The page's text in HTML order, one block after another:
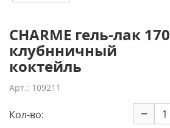
CHARME гель-лак 170
клубнничный
коктейль
Арт.: 109211
Кол-во: −